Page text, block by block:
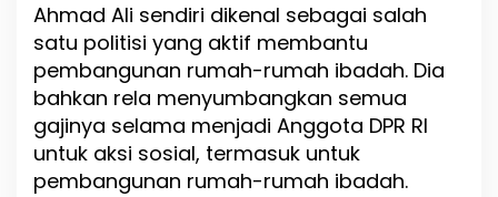
Ahmad Ali sendiri dikenal sebagai salah
satu politisi yang aktif membantu
pembangunan rumah-rumah ibadah. Dia
bahkan rela menyumbangkan semua
gajinya selama menjadi Anggota DPR RI
untuk aksi sosial, termasuk untuk
pembangunan rumah-rumah ibadah.